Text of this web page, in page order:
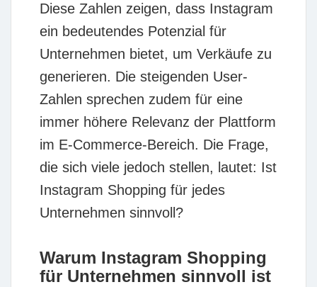
Diese Zahlen zeigen, dass Instagram
ein bedeutendes Potenzial für
Unternehmen bietet, um Verkäufe zu
generieren. Die steigenden User-
Zahlen sprechen zudem für eine
immer höhere Relevanz der Plattform
im E-Commerce-Bereich. Die Frage,
die sich viele jedoch stellen, lautet: Ist
Instagram Shopping für jedes
Unternehmen sinnvoll?
Warum Instagram Shopping
für Unternehmen sinnvoll ist